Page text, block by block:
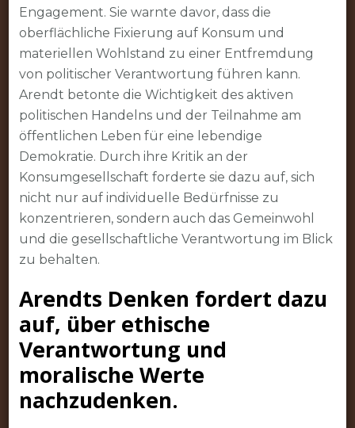
Engagement. Sie warnte davor, dass die
oberflächliche Fixierung auf Konsum und
materiellen Wohlstand zu einer Entfremdung
von politischer Verantwortung führen kann.
Arendt betonte die Wichtigkeit des aktiven
politischen Handelns und der Teilnahme am
öffentlichen Leben für eine lebendige
Demokratie. Durch ihre Kritik an der
Konsumgesellschaft forderte sie dazu auf, sich
nicht nur auf individuelle Bedürfnisse zu
konzentrieren, sondern auch das Gemeinwohl
und die gesellschaftliche Verantwortung im Blick
zu behalten.
Arendts Denken fordert dazu
auf, über ethische
Verantwortung und
moralische Werte
nachzudenken.